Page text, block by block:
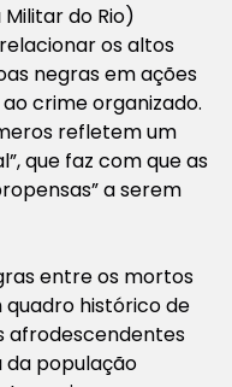
do Rio)
os altos
negras em ações
crime organizado.
refletem um
que faz com que as
a serem
entre os mortos
histórico de
afrodescendentes
população